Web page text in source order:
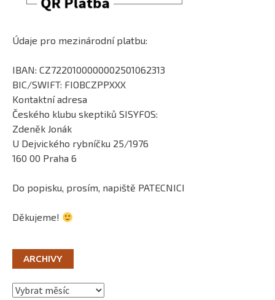
Údaje pro mezinárodní platbu:
IBAN: CZ7220100000002501062313
BIC/SWIFT: FIOBCZPPXXX
Kontaktní adresa
Českého klubu skeptiků SISYFOS:
Zdeněk Jonák
U Dejvického rybníčku 25/1976
160 00 Praha 6
Do popisku, prosím, napiště PATECNICI
Děkujeme!
ARCHIVY
Archivy